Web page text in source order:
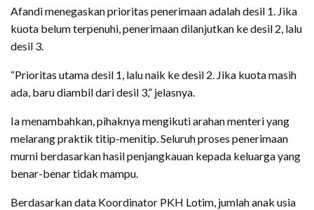
Afandi menegaskan prioritas penerimaan adalah desil 1. Jika
kuota belum terpenuhi, penerimaan dilanjutkan ke desil 2, lalu
desil 3.
“Prioritas utama desil 1, lalu naik ke desil 2. Jika kuota masih
ada, baru diambil dari desil 3,” jelasnya.
Ia menambahkan, pihaknya mengikuti arahan menteri yang
melarang praktik titip-menitip. Seluruh proses penerimaan
murni berdasarkan hasil penjangkauan kepada keluarga yang
benar-benar tidak mampu.
Berdasarkan data Koordinator PKH Lotim, jumlah anak usia